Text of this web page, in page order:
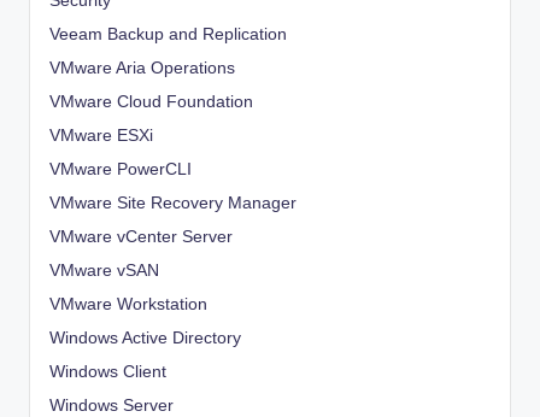
Veeam Backup and Replication
VMware Aria Operations
VMware Cloud Foundation
VMware ESXi
VMware PowerCLI
VMware Site Recovery Manager
VMware vCenter Server
VMware vSAN
VMware Workstation
Windows Active Directory
Windows Client
Windows Server